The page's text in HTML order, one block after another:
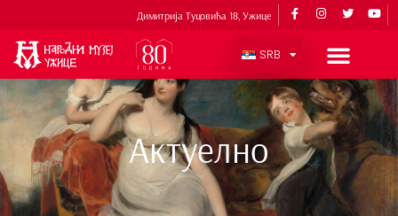
Димитрија Туцовића 18, Ужице
SRB
Актуелно